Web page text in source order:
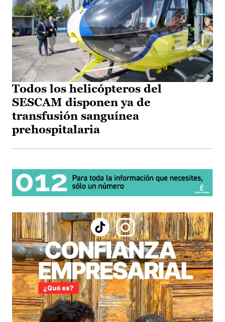
Todos los helicópteros del
SESCAM disponen ya de
transfusión sanguínea
prehospitalaria